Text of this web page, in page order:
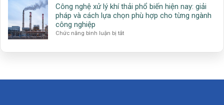
cho
ngành
công
–
ESP):
pháp
lý
Cyclone
(Cyclone
Nguyên
Công nghệ xử lý khí thải phổ biến hiện nay: giải
pháp và cách lựa chọn phù hợp cho từng ngành
công nghiệp
Chức năng bình luận bị tắtở